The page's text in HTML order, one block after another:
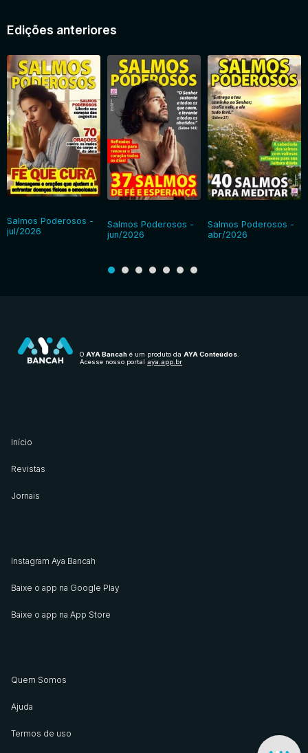
Edições anteriores
Salmos Poderosos -
jul/2026
Salmos Poderosos -
jun/2026
Salmos Poderosos -
abr/2026
O AYA Bancah é um produto da AYA Conteúdos
Acesse nosso portal aya.app.br
Início
Revistas
Jornais
Instagram Aya Bancah
Baixe o app na Google Play
Baixe o app na App Store
Quem Somos
Ajuda
Termos de uso